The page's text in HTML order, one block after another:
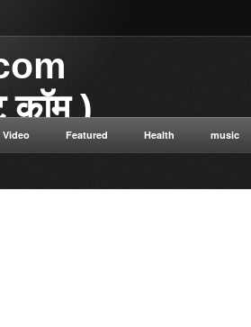
कॉम )
डॉट कॉम विज्ञान से संबंधित
सत्य सनातन संस्कृति नई नई
सेक्स संबंधित रोग एवं उपचार की
Video Featured Health music